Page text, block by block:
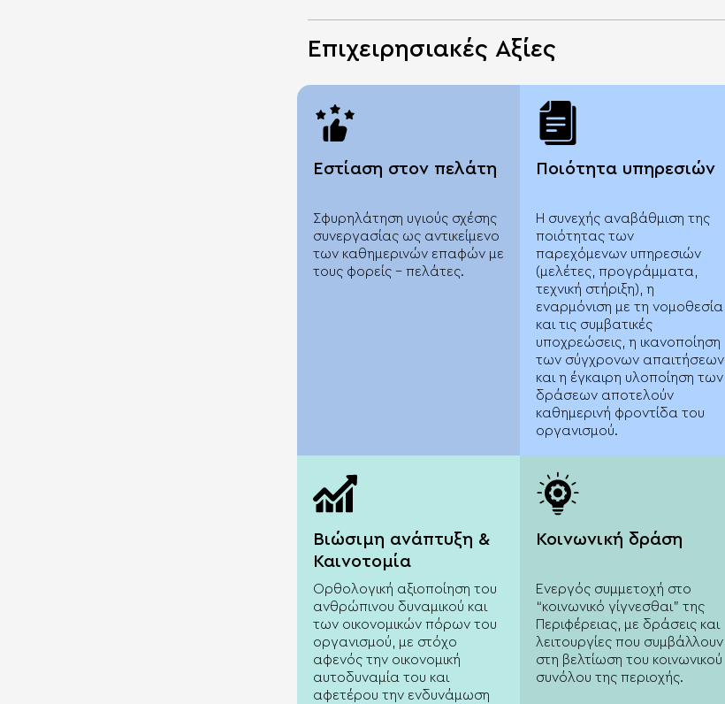
Επιχειρησιακές Αξίες
Εστίαση στον πελάτη
Σφυρηλάτηση υγιούς σχέσης
συνεργασίας ως αντικείμενο
των καθημερινών επαφών με
τους φορείς – πελάτες.
Ποιότητα υπηρεσιών
Η συνεχής αναβάθμιση της
ποιότητας των
παρεχόμενων υπηρεσιών
(μελέτες, προγράμματα,
τεχνική στήριξη), η
εναρμόνιση με τη νομοθεσία
και τις συμβατικές
υποχρεώσεις, η ικανοποίηση
των σύγχρονων απαιτήσεων
και η έγκαιρη υλοποίηση των
δράσεων αποτελούν
καθημερινή φροντίδα του
οργανισμού.
Βιώσιμη ανάπτυξη &
Καινοτομία
Ορθολογική αξιοποίηση του
ανθρώπινου δυναμικού και
των οικονομικών πόρων του
οργανισμού, με στόχο
αφενός την οικονομική
αυτοδυναμία του και
αφετέρου την ενδυνάμωση
Κοινωνική δράση
Ενεργός συμμετοχή στο
“κοινωνικό γίγνεσθαι” της
Περιφέρειας, με δράσεις και
λειτουργίες που συμβάλλουν
στη βελτίωση του κοινωνικού
συνόλου της περιοχής.